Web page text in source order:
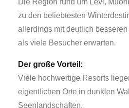
zu den beliebtesten
allerdings mit deutlich
als viele Besucher erwarten.
Der große Vorteil:
Viele hochwertige Resorts
eigentlichen Orte in dunklen
Seenlandschaften.